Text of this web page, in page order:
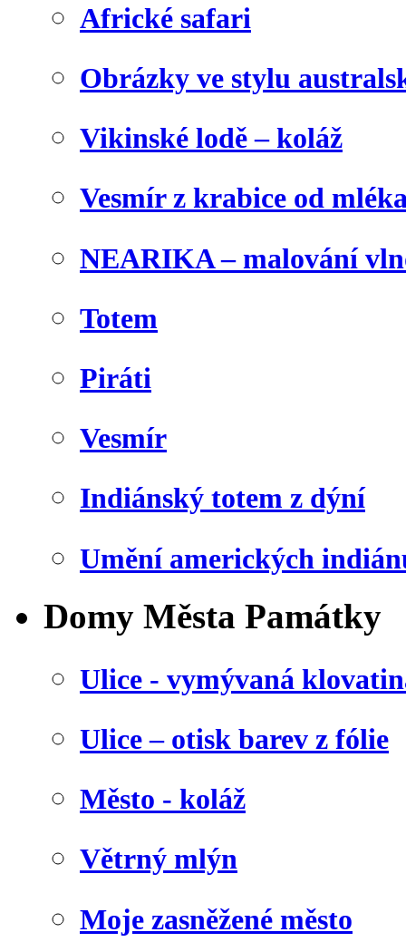
Africké safari
Obrázky ve stylu
Vikinské lodě – koláž
Vesmír z krabice od
NEARIKA – malování
Totem
Piráti
Vesmír
Indiánský totem z dýní
Umění amerických
Domy Města Památky
Ulice - vymývaná
Ulice – otisk barev z fólie
Město - koláž
Větrný mlýn
Moje zasněžené město